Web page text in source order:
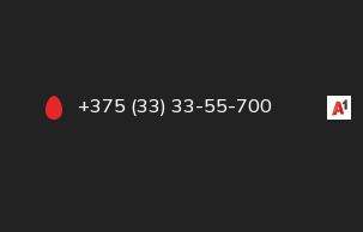
+375 (33) 33-55-700